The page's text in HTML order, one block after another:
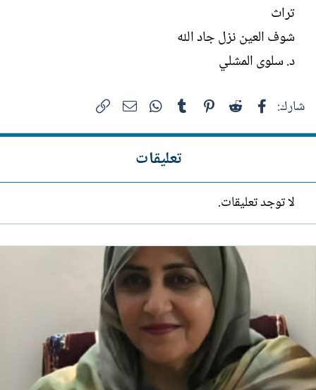
تراث
شوف العين نزل جاد الله
د. سلوى المشلي
شارك: فيسبوك Reddit
Pinterest
Tumblr
WhatsAppالبريد الإلكتروني
تعليقات
لا توجد تعليقات.